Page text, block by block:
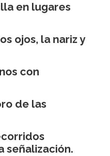
en lugares
ojos, la nariz y
con
de las
señalización.